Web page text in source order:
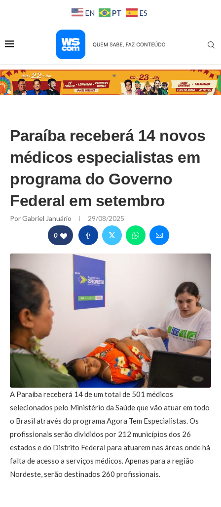
EN PT ES
Paraíba receberá 14 novos
médicos especialistas em
programa do Governo
Federal em setembro
PorGabriel Januário 29/08/2025
0
A Paraíba receberá 14 de um total de 501 médicos
selecionados pelo Ministério da Saúde que vão atuar em todo
o Brasil através do programa Agora Tem Especialistas. Os
profissionais serão divididos por 212 municípios dos 26
estados e do Distrito Federal para atuarem nas áreas onde há
falta de acesso a serviços médicos. Apenas para a região
Nordeste, serão destinados 260 profissionais.